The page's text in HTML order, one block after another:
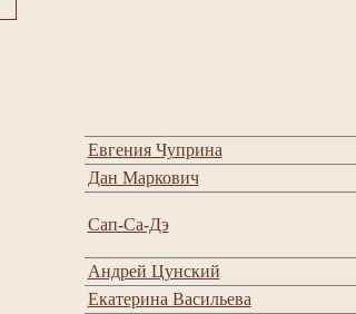
Евгения Чуприна
Дан Маркович
Сап-Са-Дэ
Андрей Цунский
Екатерина Васильева